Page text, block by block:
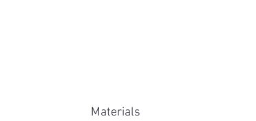
Materials